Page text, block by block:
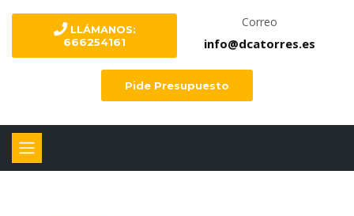
LLÁMANOS:
666254161
Correo
info@dcatorres.es
Pide Presupuesto